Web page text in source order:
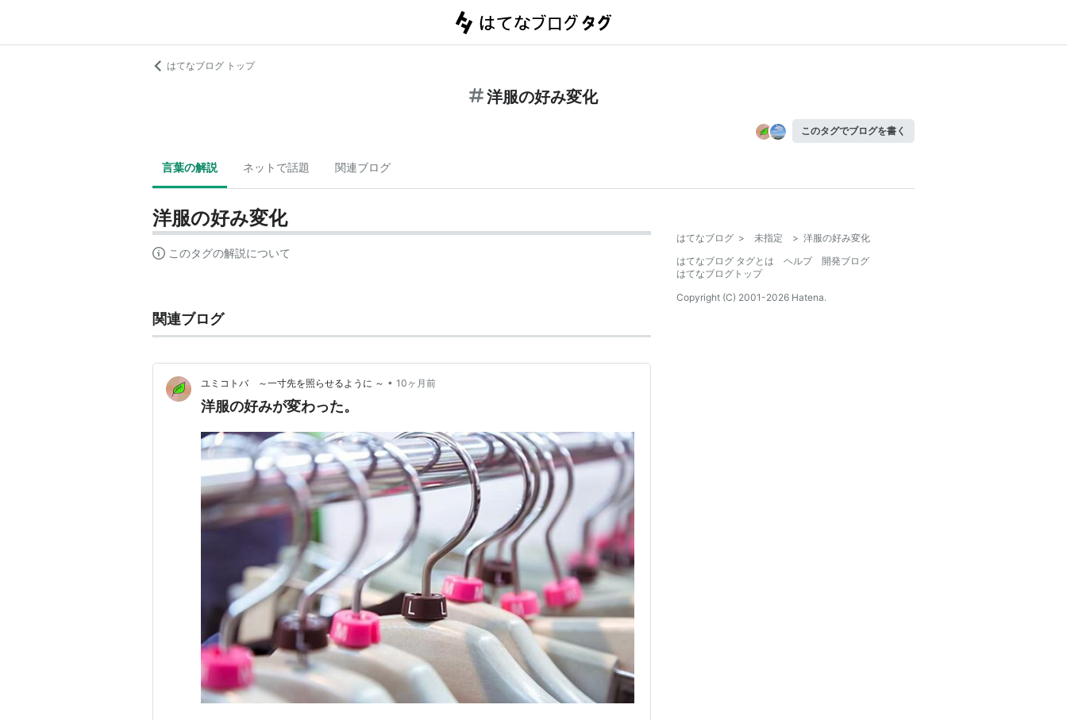
はてなブログ トップ
洋服の好み変化
このタグでブログを書く
言葉の解説 ネットで話題 関連ブログ
洋服の好み変化
このタグの解説について
関連ブログ
ユミコトバ ～一寸先を照らせるように ～ • 10ヶ月前
洋服の好みが変わった。
はてなブログ > 未指定 > 洋服の好み変化
はてなブログ タグとは
ヘルプ
開発ブログ
はてなブログトップ
Copyright (C) 2001-2026 Hatena.